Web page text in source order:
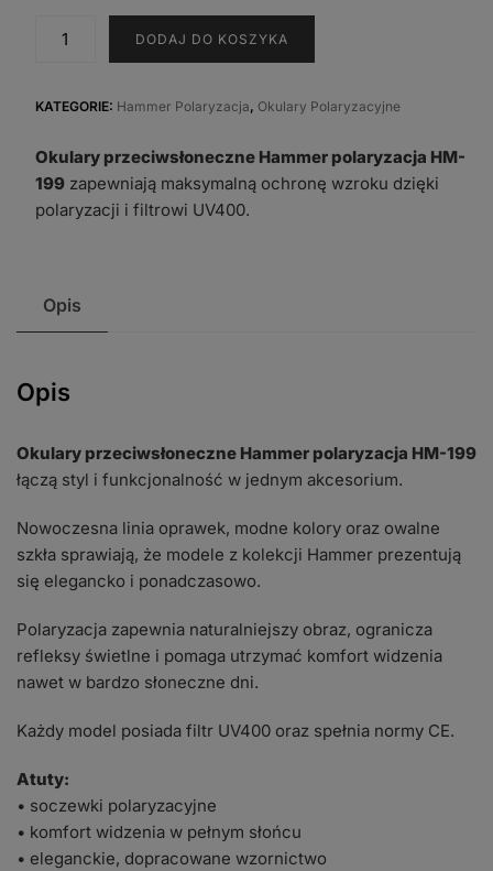
Hammer
HM-
199
DODAJ DO KOSZYKA
KATEGORIE: Hammer Polaryzacja, Okulary Polaryzacyjne
Okulary przeciwsłoneczne Hammer polaryzacja HM-
199zapewniają maksymalną ochronę wzroku dzięki
polaryzacji i filtrowi UV400.
Opis
Opis
Okulary przeciwsłoneczne Hammer polaryzacja HM-199
łączą styl i funkcjonalność w jednym akcesorium.
Nowoczesna linia oprawek, modne kolory oraz owalne
szkła sprawiają, że modele z kolekcji Hammer prezentują
się elegancko i ponadczasowo.
Polaryzacja zapewnia naturalniejszy obraz, ogranicza
refleksy świetlne i pomaga utrzymać komfort widzenia
nawet w bardzo słoneczne dni.
Każdy model posiada filtr UV400 oraz spełnia normy CE.
Atuty:
• soczewki polaryzacyjne
• komfort widzenia w pełnym słońcu
• eleganckie, dopracowane wzornictwo